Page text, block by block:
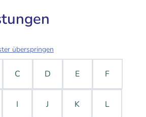
überspringen
C D E F
I J K L